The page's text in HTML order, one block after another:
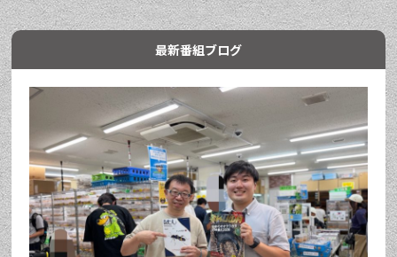
最新番組ブログ